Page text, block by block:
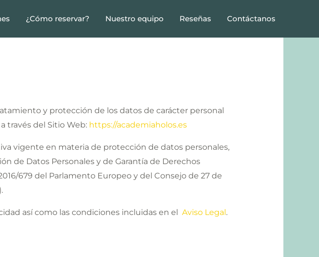
¿Cómo reservar? Nuestro equipo Reseñas Contáctanos
y protección de los datos de carácter personal
través del Sitio Web: https://academiaholos.es
vigente en materia de protección de datos personales,
de Datos Personales y de Garantía de Derechos
679 del Parlamento Europeo y del Consejo de 27 de
así como las condiciones incluidas en el Aviso Legal .